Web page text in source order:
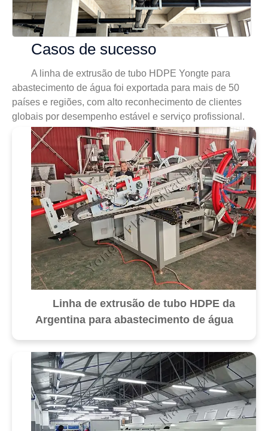
Casos de sucesso
A linha de extrusão de tubo HDPE Yongte para
abastecimento de água foi exportada para mais de 50
países e regiões, com alto reconhecimento de clientes
globais por desempenho estável e serviço profissional.
Linha de extrusão de tubo HDPE da
Argentina para abastecimento de água